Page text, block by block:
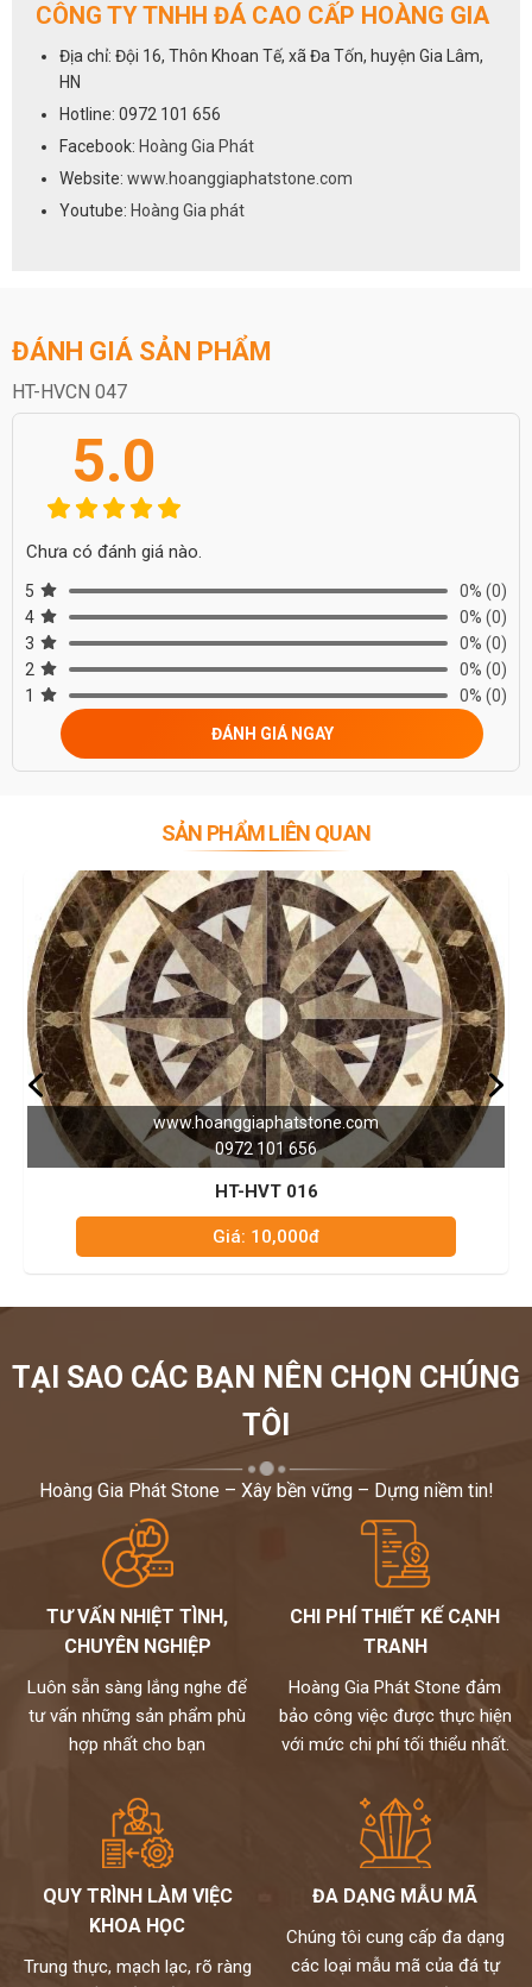
CÔNG TY TNHH ĐÁ CAO CẤP HOÀNG GIA
Địa chỉ: Đội 16, Thôn Khoan Tế, xã Đa Tốn, huyện Gia Lâm,
HN
Hotline: 0972 101 656
Facebook: Hoàng Gia Phát
Website: www.hoanggiaphatstone.com
Youtube: Hoàng Gia phát
ĐÁNH GIÁ SẢN PHẨM
HT-HVCN 047
5.0
Chưa có đánh giá nào.
5 0% (0)
4
0% (0)
3
0% (0)
2
0% (0)
1
0% (0)
ĐÁNH GIÁ NGAY
SẢN PHẨM LIÊN QUAN
www.hoanggiaphatstone.com
0972 101 656
TẠI SAO CÁC BẠN NÊN CHỌN CHÚNG
TÔI
Hoàng Gia Phát Stone – Xây bền vững – Dựng niềm tin!
TƯ VẤN NHIỆT TÌNH,
CHUYÊN NGHIỆP
Luôn sẵn sàng lắng nghe để
tư vấn những sản phẩm phù
hợp nhất cho bạn
CHI PHÍ THIẾT KẾ CẠNH
TRANH
Hoàng Gia Phát Stone đảm
bảo công việc được thực hiện
với mức chi phí tối thiểu nhất.
QUY TRÌNH LÀM VIỆC
KHOA HỌC
Trung thực, mạch lạc, rõ ràng
ĐA DẠNG MẪU MÃ
Chúng tôi cung cấp đa dạng
các loại mẫu mã của đá tự